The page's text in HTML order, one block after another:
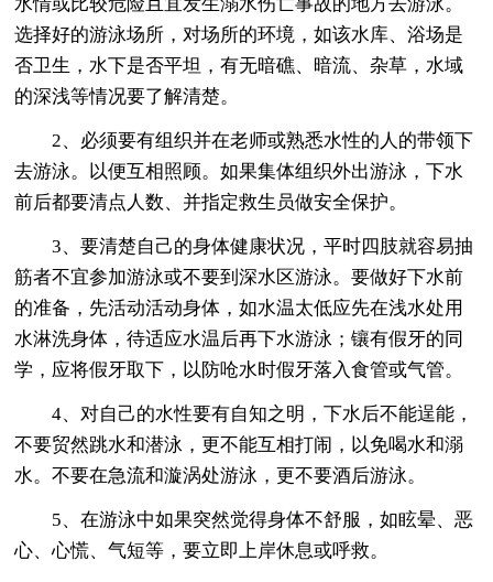
选择好的游泳场所，对场所的环境，如该水库、浴场是
否卫生，水下是否平坦，有无暗礁、暗流、杂草，水域
的深浅等情况要了解清楚。
2、必须要有组织并在老师或熟悉水性的人的带领下
去游泳。以便互相照顾。如果集体组织外出游泳，下水
前后都要清点人数、并指定救生员做安全保护。
3、要清楚自己的身体健康状况，平时四肢就容易抽
筋者不宜参加游泳或不要到深水区游泳。要做好下水前
的准备，先活动活动身体，如水温太低应先在浅水处用
水淋洗身体，待适应水温后再下水游泳；镶有假牙的同
学，应将假牙取下，以防呛水时假牙落入食管或气管。
4、对自己的水性要有自知之明，下水后不能逞能，
不要贸然跳水和潜泳，更不能互相打闹，以免喝水和溺
水。不要在急流和漩涡处游泳，更不要酒后游泳。
5、在游泳中如果突然觉得身体不舒服，如眩晕、恶
心、心慌、气短等，要立即上岸休息或呼救。